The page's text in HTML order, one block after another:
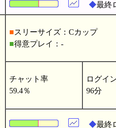
◆最終
■スリーサイズ：Cカップ
■得意プレイ：-
チャット率
59.4％
ログイ
96分
◆最終